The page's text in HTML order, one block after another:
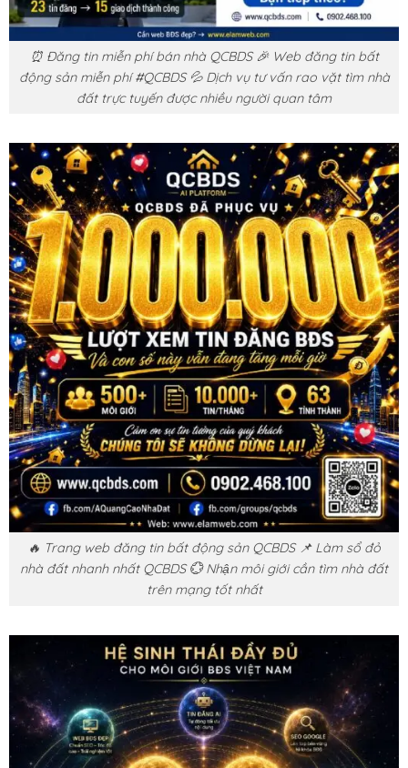
⏰ Đăng tin miễn phí bán nhà QCBDS 🎉 Web đăng tin bất
động sản miễn phí #QCBDS 💦 Dịch vụ tư vấn rao vặt tìm nhà
đất trực tuyến được nhiều người quan tâm
🔥 Trang web đăng tin bất động sản QCBDS 📌 Làm sổ đỏ
nhà đất nhanh nhất QCBDS 💮 Nhận môi giới cần tìm nhà đất
trên mạng tốt nhất